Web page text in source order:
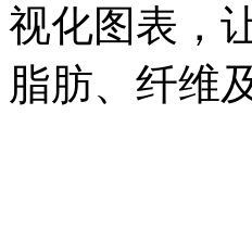
视化图表，
脂肪、纤维